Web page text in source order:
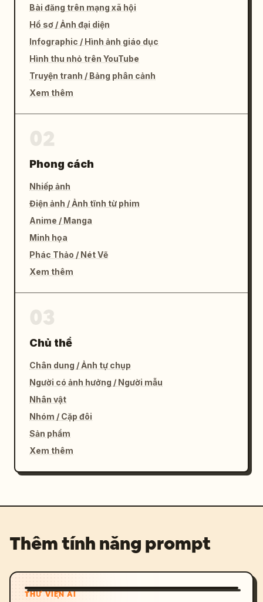
Bài đăng trên mạng xã hội
Hồ sơ / Ảnh đại diện
Infographic / Hình ảnh giáo dục
Hình thu nhỏ trên YouTube
Truyện tranh / Bảng phân cảnh
Xem thêm
Phong cách
Nhiếp ảnh
Điện ảnh / Ảnh tĩnh từ phim
Anime / Manga
Minh họa
Phác Thảo / Nét Vẽ
Xem thêm
Chủ thể
Chân dung / Ảnh tự chụp
Người có ảnh hưởng / Người mẫu
Nhân vật
Nhóm / Cặp đôi
Sản phẩm
Xem thêm
Thêm tính năng prompt
THƯ VIỆN AI